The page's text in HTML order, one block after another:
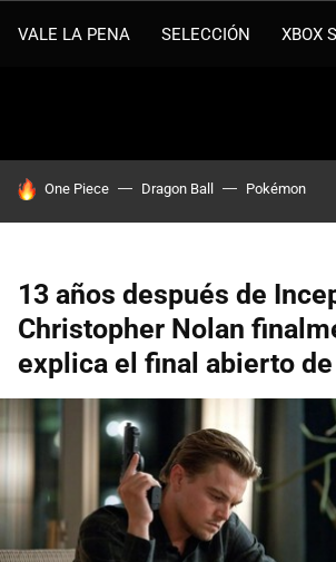
VALE LA PENA SELECCIÓN XBOX
HOY SE HABLA DE
One Piece Dragon Ball Pokémon
13 años después de
Christopher Nolan
explica el final abierto